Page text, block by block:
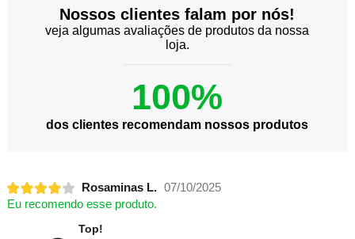
Nossos clientes falam por nós!
veja algumas avaliações de produtos da nossa
loja.
100%
dos clientes recomendam nossos produtos
Rosaminas L. 07/10/2025
Eu recomendo esse produto.
Top!